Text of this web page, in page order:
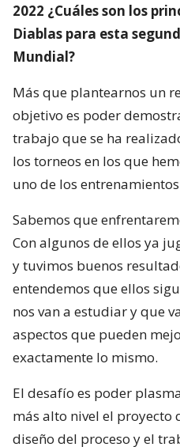
2022 ¿Cuáles son los
Diablas para esta
Mundial?
Más que plantearnos un
objetivo es poder
trabajo que se ha
los torneos en los que
uno de los
Sabemos que
Con algunos de ellos ya
y tuvimos buenos
entendemos que ellos
nos van a estudiar y que
aspectos que pueden
exactamente lo mismo.
El desafío es poder
más alto nivel el proyecto
diseño del proceso y el